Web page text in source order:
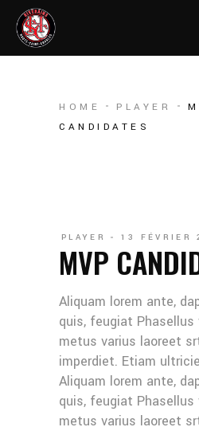
HOME PLAYER
CANDIDATES
PLAYER 13 FÉVRIER
MVP
Aliquam lorem ante,
quis, feugiat Phasellus
metus varius laoreet
imperdiet. Etiam
Aliquam lorem ante,
quis, feugiat Phasellus
metus varius laoreet